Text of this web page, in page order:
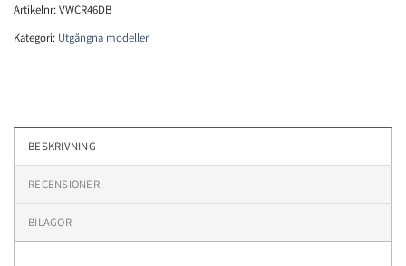
Artikelnr:VWCR46DB
Kategori: Utgångna modeller
BESKRIVNING
RECENSIONER
BILAGOR